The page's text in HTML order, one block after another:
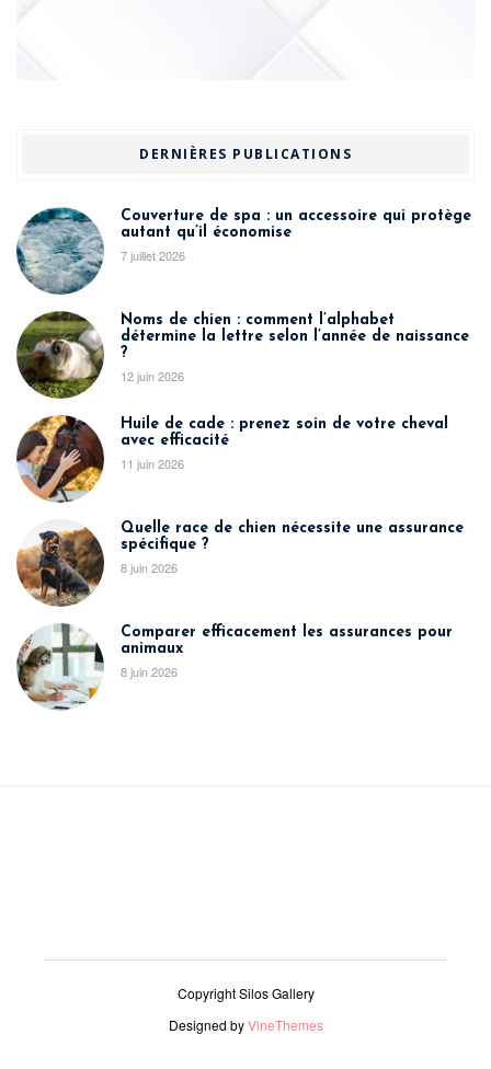
DERNIÈRES PUBLICATIONS
Couverture de spa : un accessoire qui protège
autant qu’il économise
7 juillet 2026
Noms de chien : comment l’alphabet
détermine la lettre selon l’année de naissance
?
12 juin 2026
Huile de cade : prenez soin de votre cheval
avec efficacité
11 juin 2026
Quelle race de chien nécessite une assurance
spécifique ?
8 juin 2026
Comparer efficacement les assurances pour
animaux
8 juin 2026
Copyright Silos Gallery
Designed byVineThemes